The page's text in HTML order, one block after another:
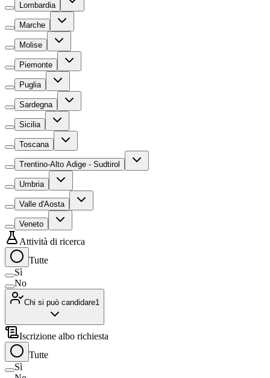
Lombardia
Marche
Molise
Piemonte
Puglia
Sardegna
Sicilia
Toscana
Trentino-Alto Adige - Sudtirol
Umbria
Valle d'Aosta
Veneto
Attività di ricerca
Tutte
Sì
No
Chi si può candidare1
Iscrizione albo richiesta
Tutte
Sì